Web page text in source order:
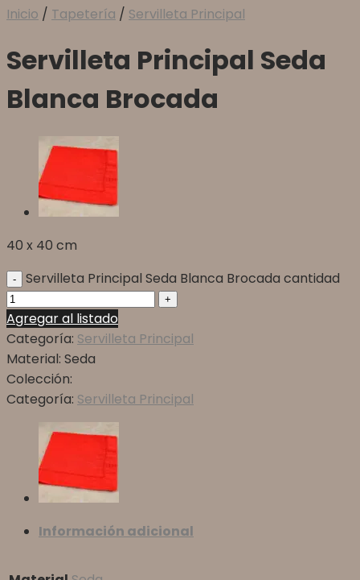
Inicio / Tapetería / Servilleta Principal
Servilleta Principal Seda
Blanca Brocada
40 x 40 cm
Servilleta Principal Seda Blanca Brocada cantidad
Agregar al listado
Categoría: Servilleta Principal
Material: Seda
Colección:
Categoría: Servilleta Principal
Información adicional